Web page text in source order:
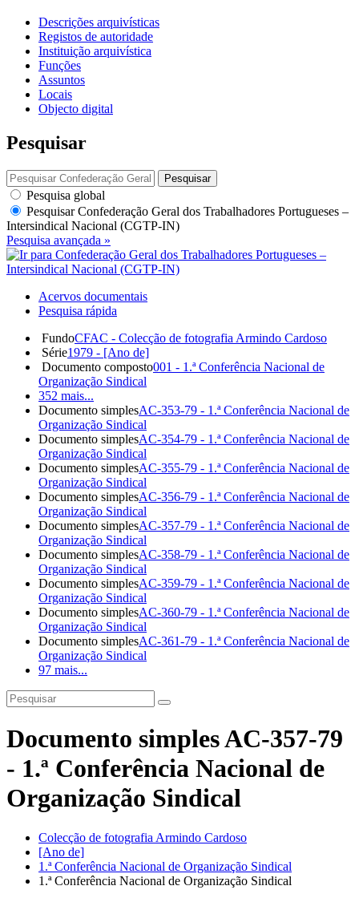
Descrições arquivísticas
Registos de autoridade
Instituição arquivística
Funções
Assuntos
Locais
Objecto digital
Pesquisar
Pesquisar
Pesquisa global
PesquisarConfederação Geral dos Trabalhadores Portugueses –
Intersindical Nacional (CGTP-IN)
Pesquisa avançada »
Acervos documentais
Pesquisa rápida
FundoCFAC - Colecção de fotografia Armindo Cardoso
Série1979 - [Ano de]
Documento composto001 - 1.ª Conferência Nacional de
Organização Sindical
352 mais...
Documento simplesAC-353-79 - 1.ª Conferência Nacional de
Organização Sindical
Documento simplesAC-354-79 - 1.ª Conferência Nacional de
Organização Sindical
Documento simplesAC-355-79 - 1.ª Conferência Nacional de
Organização Sindical
Documento simplesAC-356-79 - 1.ª Conferência Nacional de
Organização Sindical
Documento simplesAC-357-79 - 1.ª Conferência Nacional de
Organização Sindical
Documento simplesAC-358-79 - 1.ª Conferência Nacional de
Organização Sindical
Documento simplesAC-359-79 - 1.ª Conferência Nacional de
Organização Sindical
Documento simplesAC-360-79 - 1.ª Conferência Nacional de
Organização Sindical
Documento simplesAC-361-79 - 1.ª Conferência Nacional de
Organização Sindical
97 mais...
Documento simples AC-357-79
- 1.ª Conferência Nacional de
Organização Sindical
Colecção de fotografia Armindo Cardoso
[Ano de]
1.ª Conferência Nacional de Organização Sindical
1.ª Conferência Nacional de Organização Sindical